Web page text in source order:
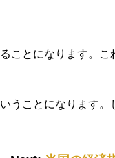
ことになります。
うことになります